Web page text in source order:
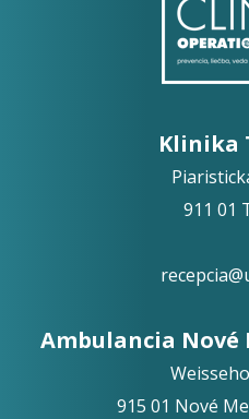
Klinika
911 01
Ambulancia Nové
915 01 Nové